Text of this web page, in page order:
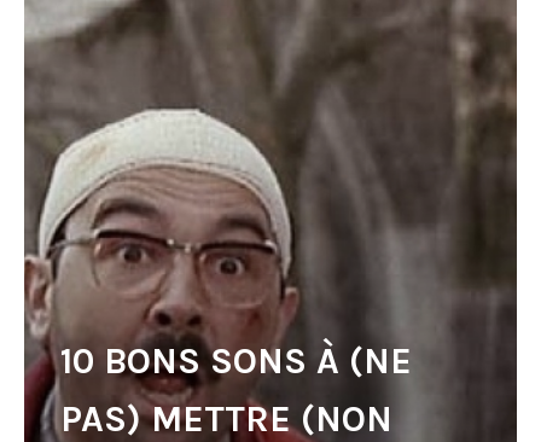
10 BONS SONS À (NE
PAS) METTRE (NON